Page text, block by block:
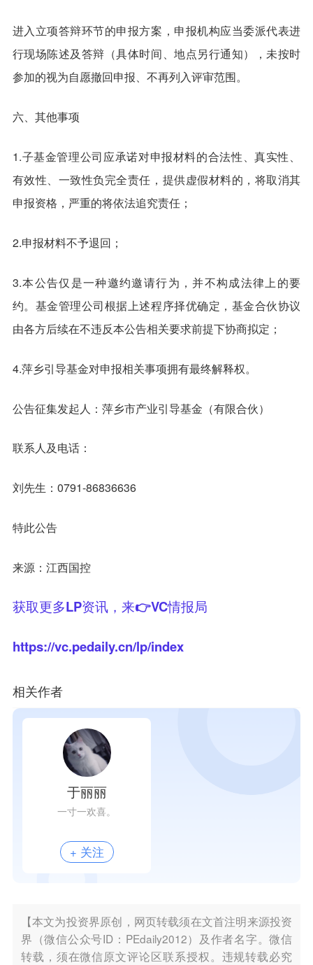
进入立项答辩环节的申报方案，申报机构应当委派代表进
行现场陈述及答辩（具体时间、地点另行通知），未按时
参加的视为自愿撤回申报、不再列入评审范围。
六、其他事项
1.子基金管理公司应承诺对申报材料的合法性、真实性、
有效性、一致性负完全责任，提供虚假材料的，将取消其
申报资格，严重的将依法追究责任；
2.申报材料不予退回；
3.本公告仅是一种邀约邀请行为，并不构成法律上的要
约。基金管理公司根据上述程序择优确定，基金合伙协议
由各方后续在不违反本公告相关要求前提下协商拟定；
4.萍乡引导基金对申报相关事项拥有最终解释权。
公告征集发起人：萍乡市产业引导基金（有限合伙）
联系人及电话：
刘先生：0791-86836636
特此公告
来源：江西国控
获取更多LP资讯，来👉VC情报局
https://vc.pedaily.cn/lp/index
相关作者
于丽丽
一寸一欢喜。
+ 关注
【本文为投资界原创，网页转载须在文首注明来源投资
界（微信公众号ID：PEdaily2012）及作者名字。微信
转载，须在微信原文评论区联系授权。违规转载必究